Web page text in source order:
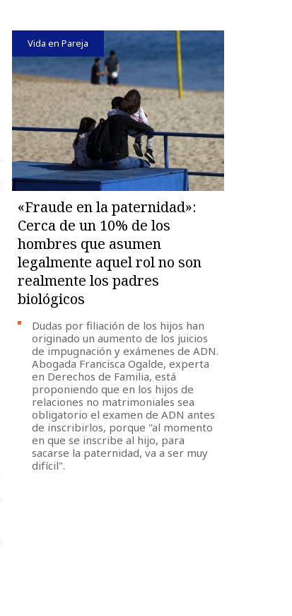
Vida en Pareja
«Fraude en la paternidad»:
Cerca de un 10% de los
hombres que asumen
legalmente aquel rol no son
realmente los padres
biológicos
Dudas por filiación de los hijos han
originado un aumento de los juicios
de impugnación y exámenes de ADN.
Abogada Francisca Ogalde, experta
en Derechos de Familia, está
proponiendo que en los hijos de
relaciones no matrimoniales sea
obligatorio el examen de ADN antes
de inscribirlos, porque "al momento
en que se inscribe al hijo, para
sacarse la paternidad, va a ser muy
difícil".